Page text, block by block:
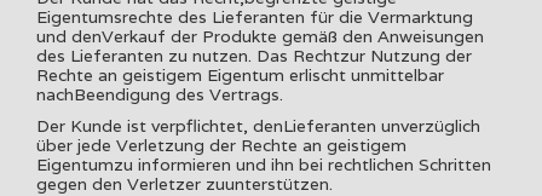
Eigentumsrechte des Lieferanten für die Vermarktung
und denVerkauf der Produkte gemäß den Anweisungen
des Lieferanten zu nutzen. Das Rechtzur Nutzung der
Rechte an geistigem Eigentum erlischt unmittelbar
nachBeendigung des Vertrags.
Der Kunde ist verpflichtet, denLieferanten unverzüglich
über jede Verletzung der Rechte an geistigem
Eigentumzu informieren und ihn bei rechtlichen Schritten
gegen den Verletzer zuunterstützen.